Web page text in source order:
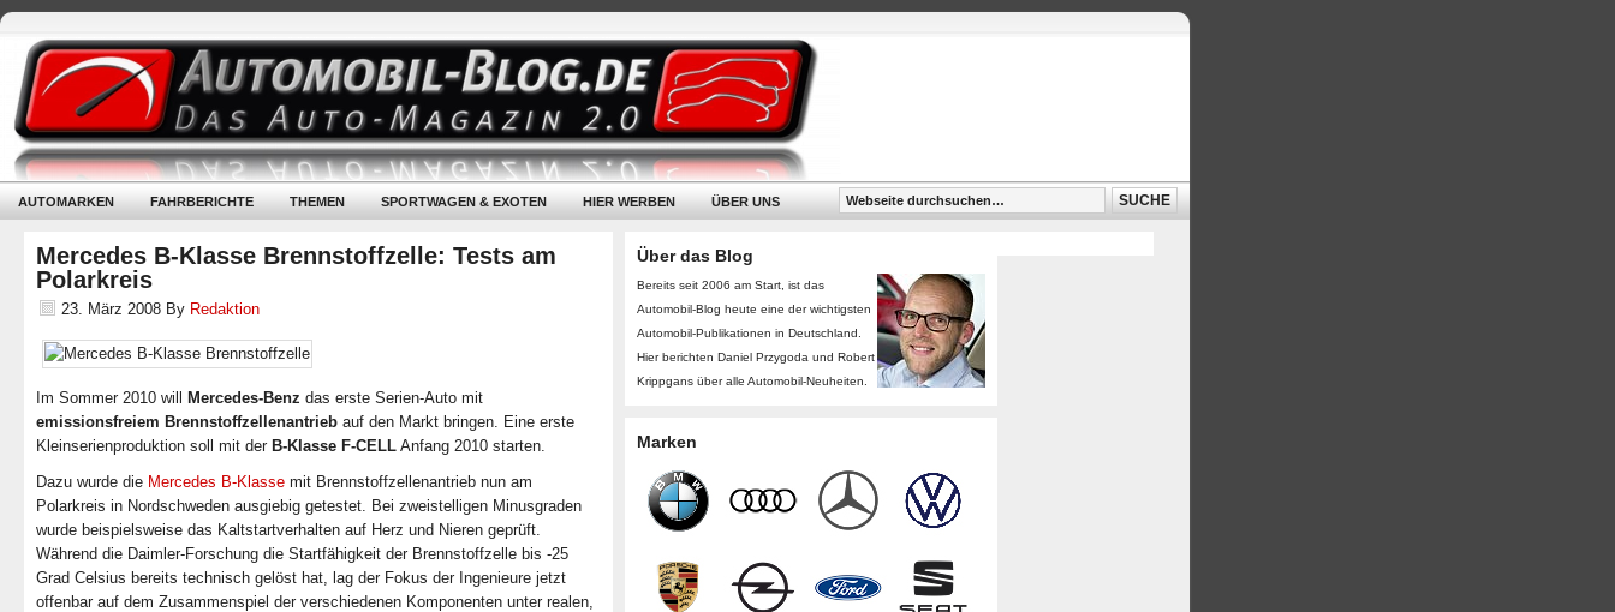
AUTOMARKEN FAHRBERICHTE THEMEN SPORTWAGEN & EXOTEN HIER WERBEN ÜBER UNS
Mercedes B-Klasse Brennstoffzelle: Tests am
Polarkreis
23. März 2008 By Redaktion
Im Sommer 2010 will Mercedes-Benz das erste Serien-Auto mit
emissionsfreiem Brennstoffzellenantrieb auf den Markt bringen. Eine erste
Kleinserienproduktion soll mit der B-Klasse F-CELL Anfang 2010 starten.
Dazu wurde die Mercedes B-Klasse mit Brennstoffzellenantrieb nun am
Polarkreis in Nordschweden ausgiebig getestet. Bei zweistelligen Minusgraden
wurde beispielsweise das Kaltstartverhalten auf Herz und Nieren geprüft.
Während die Daimler-Forschung die Startfähigkeit der Brennstoffzelle bis -25
Grad Celsius bereits technisch gelöst hat, lag der Fokus der Ingenieure jetzt
offenbar auf dem Zusammenspiel der verschiedenen Komponenten unter realen,
Über das Blog
Bereits seit 2006 am Start, ist das
Automobil-Blog heute eine der wichtigsten
Automobil-Publikationen in Deutschland.
Hier berichten Daniel Przygoda und Robert
Krippgans über alle Automobil-Neuheiten.
Marken